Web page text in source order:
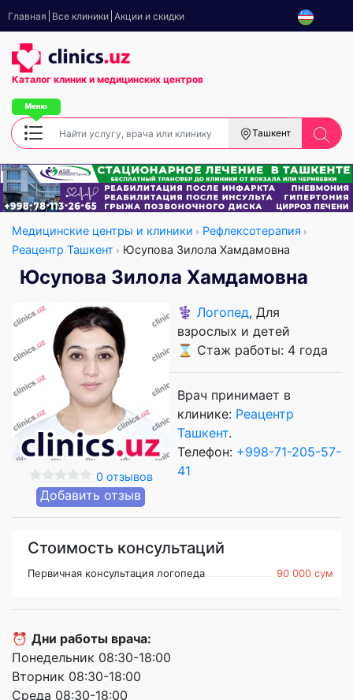
Главная Все клиники Акции и скидки
Каталог клиник и медицинских центров
Ташкент
Медицинские центры и клиники
Рефлексотерапия
Реацентр Ташкент
Юсупова Зилола Хамдамовна
Юсупова Зилола Хамдамовна
0 отзывов
Добавить отзыв
⚕️ Логопед, Для
взрослых и детей
⌛ Стаж работы: 4 года
Врач принимает в
клинике: Реацентр
Ташкент.
Телефон: +998-71-205-57-
41
Стоимость консультаций
Первичная консультация логопеда 90 000 сум
⏰ Дни работы врача:
Понедельник 08:30-18:00
Вторник 08:30-18:00
Среда 08:30-18:00